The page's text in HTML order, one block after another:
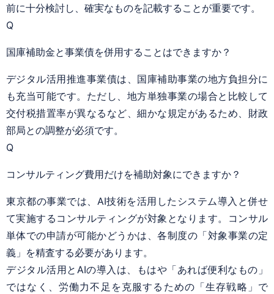
前に十分検討し、確実なものを記載することが重要です。
Q
国庫補助金と事業債を併用することはできますか？
デジタル活用推進事業債は、国庫補助事業の地方負担分に
も充当可能です。ただし、地方単独事業の場合と比較して
交付税措置率が異なるなど、細かな規定があるため、財政
部局との調整が必須です。
Q
コンサルティング費用だけを補助対象にできますか？
東京都の事業では、AI技術を活用したシステム導入と併せ
て実施するコンサルティングが対象となります。コンサル
単体での申請が可能かどうかは、各制度の「対象事業の定
義」を精査する必要があります。
デジタル活用とAIの導入は、もはや「あれば便利なもの」
ではなく、労働力不足を克服するための「生存戦略」で